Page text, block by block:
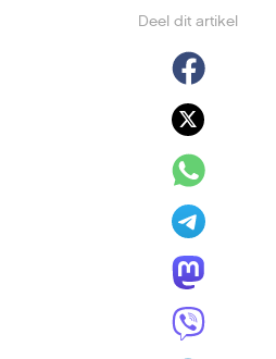
Deel dit artikel